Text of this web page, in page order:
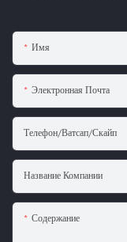
Имя
Электронная Почта
Телефон/ватсап/скайп
Название Компании
Содержание